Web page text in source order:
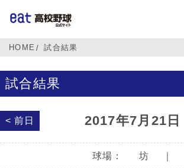
HOME 試合結果
試合結果
< 前日 2017年7月21日
球場： 坊